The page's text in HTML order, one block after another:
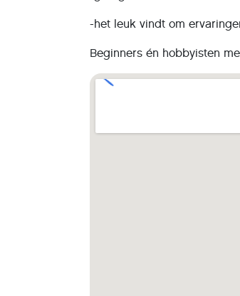
-het leuk vindt om
Beginners én hobbyisten